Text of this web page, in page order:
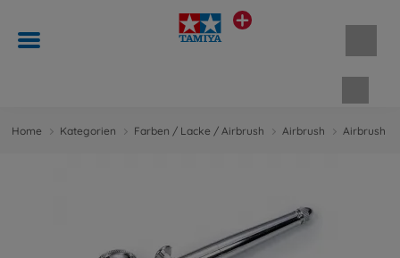
Home Kategorien Farben / Lacke / Airbrush Airbrush Airbrush